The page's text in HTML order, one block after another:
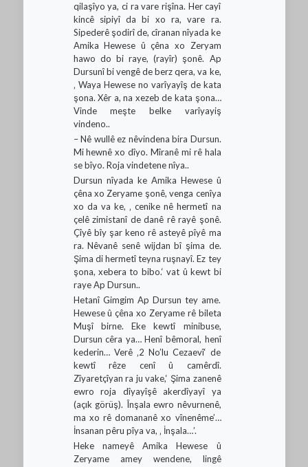
qilaşîyo ya, ci ra vare rişîna. Her cayî
kincê sipiyî da bi xo ra, vare ra.
Sipederê şodirî de, cîranan nîyada ke
Amika Hewese û çêna xo Zeryam
hawo do bi raye, (rayîr) şonê. Ap
Dursunî bi vengê de berz qera, va ke,
‚ Waya Hewese no varîyayîş de kata
şona. Xêr a, na xezeb de kata şona…
Vinde meşte belke varîyayiş
vindeno..
– Nê wullê ez nêvindena bira Dursun.
Mi hewnê xo dîyo. Mîranê mi rê hala
se bîyo. Roja vindetene nîya..
Dursun nîyada ke Amika Hewese û
çêna xo Zeryame şonê, venga cenîya
xo da va ke, ‚ cenike nê hermetî na
çelê zimistanî de danê rê rayê şonê.
Çîyê bîy şar keno rê asteyê pîyê ma
ra. Nêvanê senê wijdan bî şima de.
Şima di hermetî teyna ruşnayî. Ez tey
şona, xebera to bibo.‘ vat û kewt bi
raye Ap Dursun..
Hetanî Gimgim Ap Dursun tey ame.
Hewese û çêna xo Zeryame rê bileta
Muşî birne. Eke kewtî minibuse,
Dursun cêra ya… Henî bêmoral, henî
kederin… Verê ‚2 No’lu Cezaevî‘ de
kewtî rêze cenî û camêrdî.
Zîyaretçîyan ra ju vake,‘ Şima zanenê
ewro roja dîyayîşê akerdîyayî ya
(açık görüş). Înşala ewro nêvurnenê,
ma xo rê domananê xo vînenême’…
İnsanan pêru pîya va, ‚ İnşala…’.
Heke nameyê Amika Hewese û
Zeryame amey wendene, lingê